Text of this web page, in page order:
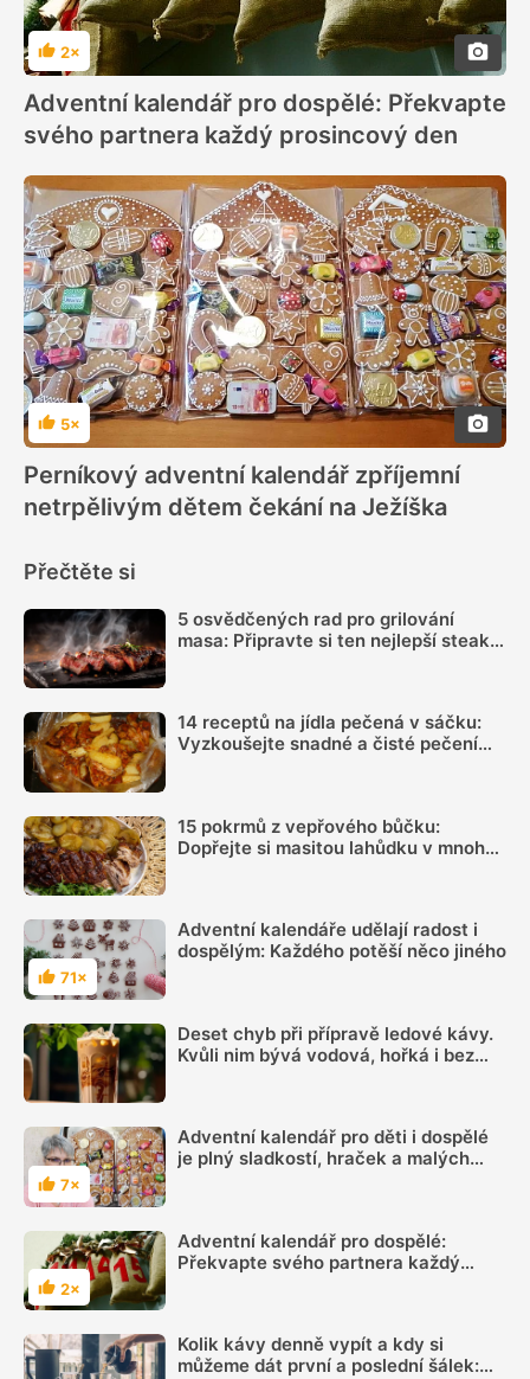
Hodnocení
2×
Adventní kalendář pro dospělé: Překvapte
svého partnera každý prosincový den
Hodnocení
5×
Perníkový adventní kalendář zpříjemní
netrpělivým dětem čekání na Ježíška
Přečtěte si
5 osvědčených rad pro grilování
masa: Připravte si ten nejlepší steak a
14 receptů na jídla pečená v sáčku:
Vyzkoušejte snadné a čisté pečení
15 pokrmů z vepřového bůčku:
Dopřejte si masitou lahůdku v mnoha
Hodnocení
71×
Adventní kalendáře udělají radost i
dospělým: Každého potěší něco jiného
Deset chyb při přípravě ledové kávy.
Kvůli nim bývá vodová, hořká i bez
Hodnocení
7×
Adventní kalendář pro děti i dospělé
je plný sladkostí, hraček a malých
Hodnocení
2×
Adventní kalendář pro dospělé:
Překvapte svého partnera každý
Kolik kávy denně vypít a kdy si
můžeme dát první a poslední šálek: